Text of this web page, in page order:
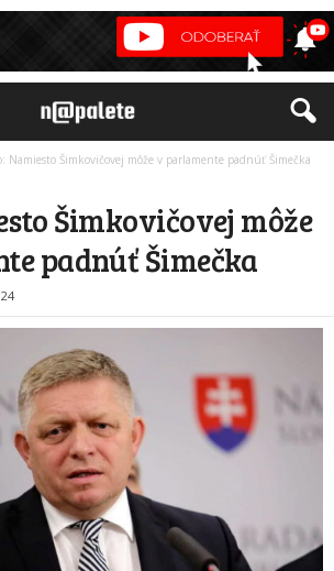
Namiesto Šimkovičovej môže v parlamente padnúť Šimečka
Šimkovičovej môže
padnúť Šimečka